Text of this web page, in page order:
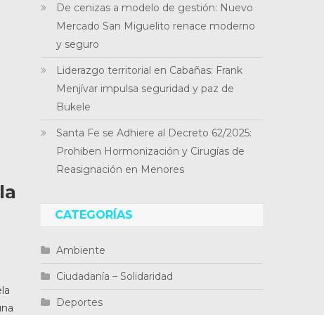
De cenizas a modelo de gestión: Nuevo
Mercado San Miguelito renace moderno
y seguro
Liderazgo territorial en Cabañas: Frank
Menjívar impulsa seguridad y paz de
Bukele
Santa Fe se Adhiere al Decreto 62/2025:
Prohiben Hormonización y Cirugías de
Reasignación en Menores
CATEGORÍAS
Ambiente
Ciudadanía – Solidaridad
Deportes